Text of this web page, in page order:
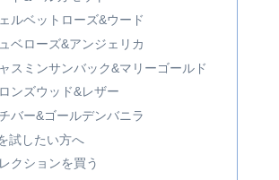
ルベットローズ&ウード
ベローズ&アンジェリカ
スミンサンバック&マリーゴールド
ンズウッド&レザー
バー&ゴールデンバニラ
試したい方へ
クションを買う